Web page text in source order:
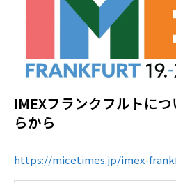
IMEXフランクフルトに
らから
https://micetimes.jp/imex-